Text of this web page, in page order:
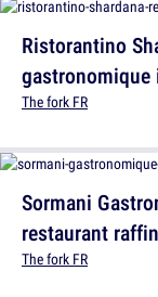
Sormani
restaurant
The fork FR
Ristorantino
gastronomique
The fork FR